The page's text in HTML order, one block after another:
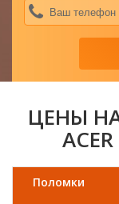
ЦЕНЫ
Поломки